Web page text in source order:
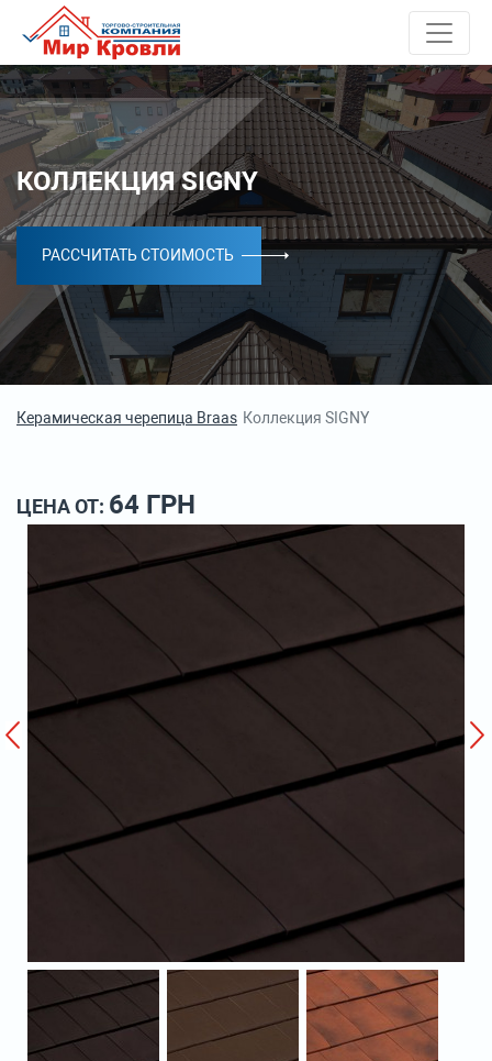
КОЛЛЕКЦИЯ SIGNY
РАССЧИТАТЬ СТОИМОСТЬ
Керамическая черепица Braas Коллекция SIGNY
ЦЕНА ОТ: 64 ГРН